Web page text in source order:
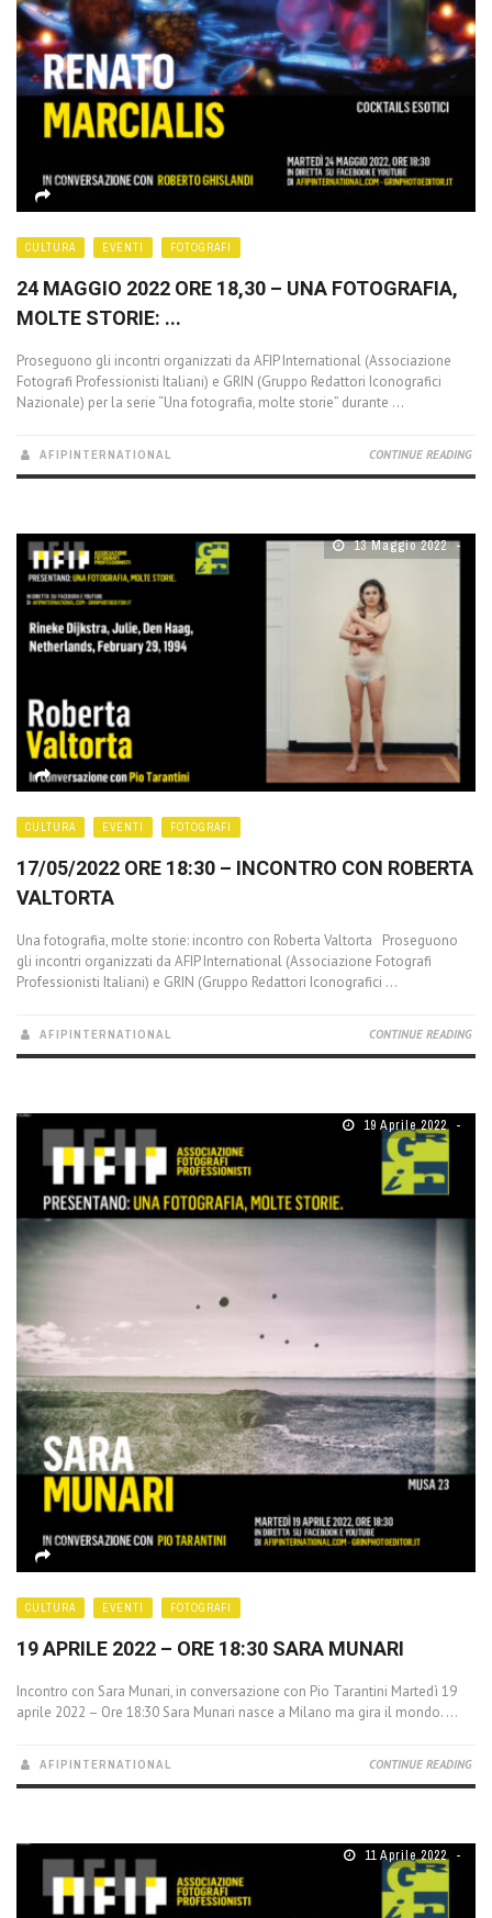
CULTURA EVENTI FOTOGRAFI
24 MAGGIO 2022 ORE 18,30 – UNA FOTOGRAFIA,
MOLTE STORIE: ...
Proseguono gli incontri organizzati da AFIP International (Associazione
Fotografi Professionisti Italiani) e GRIN (Gruppo Redattori Iconografici
Nazionale) per la serie “Una fotografia, molte storie” durante ...
AFIPINTERNATIONAL CONTINUE READING
13 Maggio 2022
CULTURA EVENTI FOTOGRAFI
17/05/2022 ORE 18:30 – INCONTRO CON ROBERTA
VALTORTA
Una fotografia, molte storie: incontro con Roberta Valtorta Proseguono
gli incontri organizzati da AFIP International (Associazione Fotografi
Professionisti Italiani) e GRIN (Gruppo Redattori Iconografici ...
AFIPINTERNATIONAL CONTINUE READING
19 Aprile 2022
CULTURA EVENTI FOTOGRAFI
19 APRILE 2022 – ORE 18:30 SARA MUNARI
Incontro con Sara Munari, in conversazione con Pio Tarantini Martedì 19
aprile 2022 – Ore 18:30 Sara Munari nasce a Milano ma gira il mondo. ...
AFIPINTERNATIONAL CONTINUE READING
11 Aprile 2022